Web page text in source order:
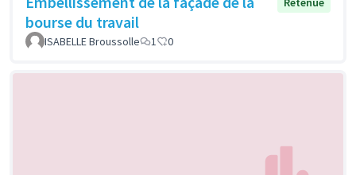
bourse du travail
ISABELLE Broussolle 1 0